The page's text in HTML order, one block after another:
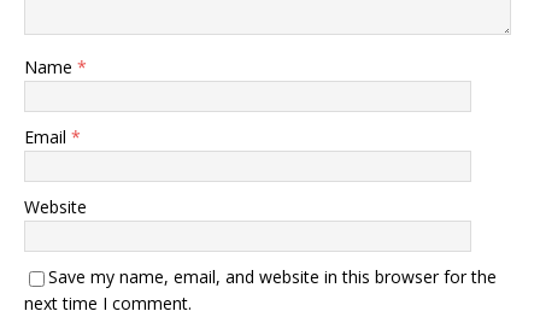
Name *
Email *
Website
Save my name, email, and website in this browser for the
next time I comment.